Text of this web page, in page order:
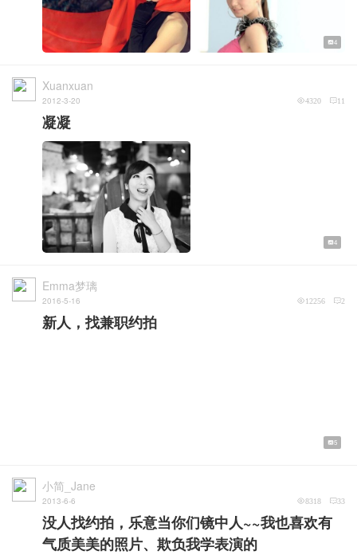
4
Xuanxuan
2012-3-20 11
4320
凝凝
4
Emma梦璃
2016-5-16 2
12256
新人，找兼职约拍
5
小简_Jane
2013-6-6 33
8318
没人找约拍，乐意当你们镜中人~~我也喜欢有
气质美美的照片、欺负我学表演的